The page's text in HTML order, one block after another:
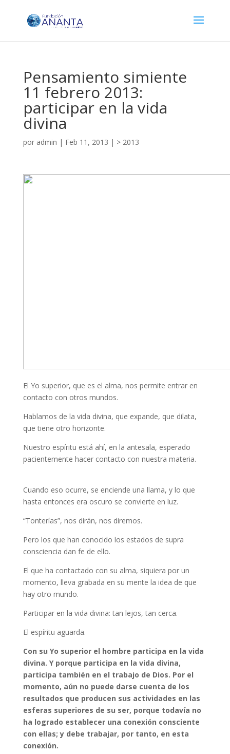
Pensamiento simiente
11 febrero 2013:
participar en la vida
divina
por admin | Feb 11, 2013 | > 2013
El Yo superior, que es el alma, nos permite entrar en
contacto con otros mundos.
Hablamos de la vida divina, que expande, que dilata,
que tiene otro horizonte.
Nuestro espíritu está ahí, en la antesala, esperado
pacientemente hacer contacto con nuestra materia.
Cuando eso ocurre, se enciende una llama, y lo que
hasta entonces era oscuro se convierte en luz.
“Tonterías”, nos dirán, nos diremos.
Pero los que han conocido los estados de supra
consciencia dan fe de ello.
El que ha contactado con su alma, siquiera por un
momento, lleva grabada en su mente la idea de que
hay otro mundo.
Participar en la vida divina: tan lejos, tan cerca.
El espíritu aguarda.
Con su Yo superior el hombre participa en la vida
divina. Y porque participa en la vida divina,
participa también en el trabajo de Dios. Por el
momento, aún no puede darse cuenta de los
resultados que producen sus actividades en las
esferas superiores de su ser, porque todavía no
ha logrado establecer una conexión consciente
con ellas; y debe trabajar, por tanto, en esta
conexión.